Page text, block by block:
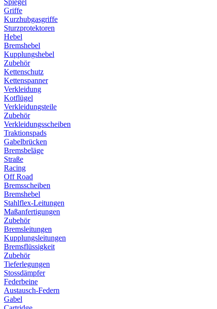
Spiegel
Griffe
Kurzhubgasgriffe
Sturzprotektoren
Hebel
Bremshebel
Kupplungshebel
Zubehör
Kettenschutz
Kettenspanner
Verkleidung
Kotflügel
Verkleidungsteile
Zubehör
Verkleidungsscheiben
Traktionspads
Gabelbrücken
Bremsbeläge
Straße
Racing
Off Road
Bremsscheiben
Bremshebel
Stahlflex-Leitungen
Maßanfertigungen
Zubehör
Bremsleitungen
Kupplungsleitungen
Bremsflüssigkeit
Zubehör
Tieferlegungen
Stossdämpfer
Federbeine
Austausch-Federn
Gabel